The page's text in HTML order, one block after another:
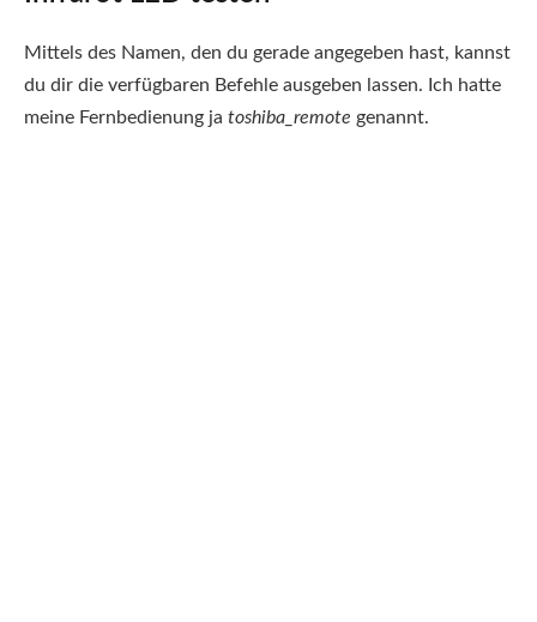
Mittels des Namen, den du gerade angegeben hast, kannst
du dir die verfügbaren Befehle ausgeben lassen. Ich hatte
meine Fernbedienung ja toshiba_remote genannt.